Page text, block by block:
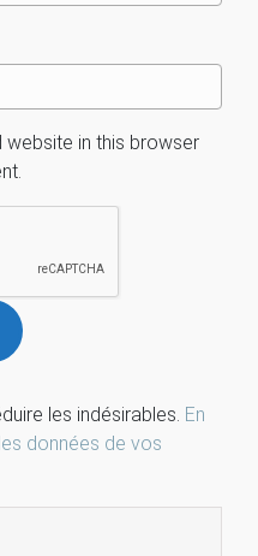
website in this browser
les indésirables. En
données de vos